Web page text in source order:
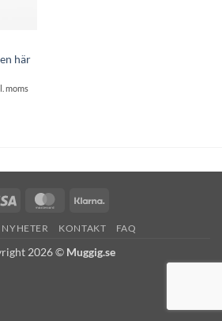
här
moms
Visa MasterCard
NYHETER KONTAKT FAQ
2026 © Muggig.se